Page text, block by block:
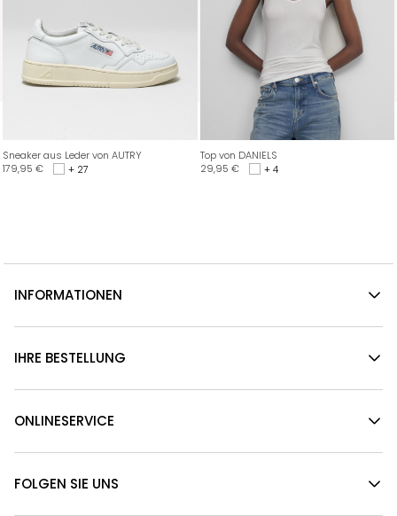
Sneaker aus Leder von AUTRY
179,95 € + 27
Top von DANIELS
29,95 € + 4
INFORMATIONEN
IHRE BESTELLUNG
ONLINESERVICE
FOLGEN SIE UNS